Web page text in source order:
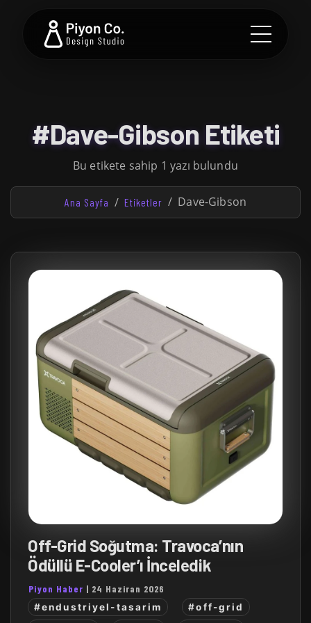
#Dave-Gibson Etiketi
Bu etikete sahip 1 yazı bulundu
Ana Sayfa Etiketler Dave-Gibson
Off-Grid Soğutma: Travoca’nın
Ödüllü E-Cooler’ı İnceledik
Piyon Haber | 24 Haziran 2026
#endustriyel-tasarim
#off-grid